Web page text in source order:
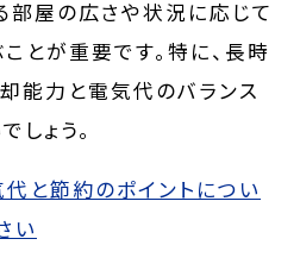
部屋の広さや状況に応じて
とが重要です。特に、長時
能力と電気代のバランス
しょう。
と節約のポイントについ
い